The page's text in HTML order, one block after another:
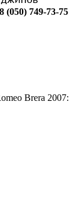
(050) 749-73-75
Brera 2007: